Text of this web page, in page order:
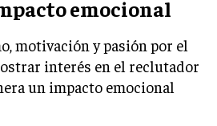
Y RESPONSABILIDAD
emocional
motivación y pasión por el
interés en el reclutador
un impacto emocional